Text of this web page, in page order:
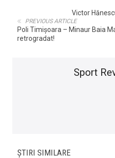
Victor
PREVIOUS ARTICLE
Poli Timişoara – Minaur Baia
retrogradat!
Sport
ȘTIRI SIMILARE